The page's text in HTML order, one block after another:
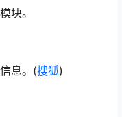
块。
息。(搜狐)